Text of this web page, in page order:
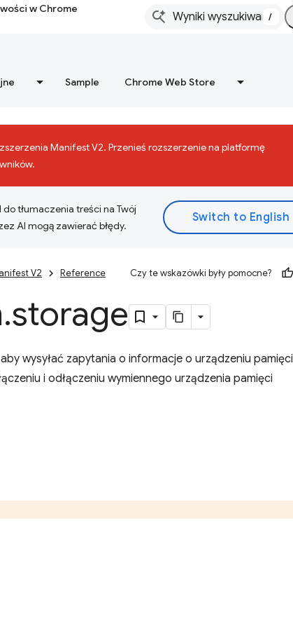
w Chrome
/
Sample Chrome Web Store
Manifest V2. Przenieś rozszerzenie na platformę
tłumaczenia treści na Twój
AI mogą zawierać błędy.
V2 Reference Czy te wskazówki były pomocne?
.storage
wysyłać zapytania o informacje o urządzeniu pamięci
i odłączeniu wymiennego urządzenia pamięci